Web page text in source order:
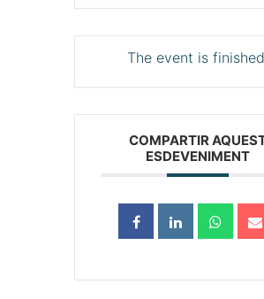
The event is
COMPARTIR
ESDEVENIMENT